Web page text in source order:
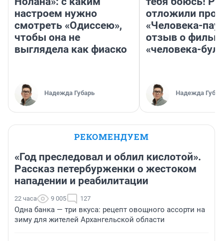
настроем нужно
смотреть «Одиссею»,
чтобы она не
выглядела как фиаско
Надежда Губарь
отложили
«Человека-
отзыв о
«человека-
Надежда
РЕКОМЕНДУЕМ
«Год преследовал и облил кислотой».
Рассказ петербурженки о жестоком
нападении и реабилитации
22 часа 9 005 127
Одна банка — три вкуса: рецепт овощного ассорти на
зиму для жителей Архангельской области